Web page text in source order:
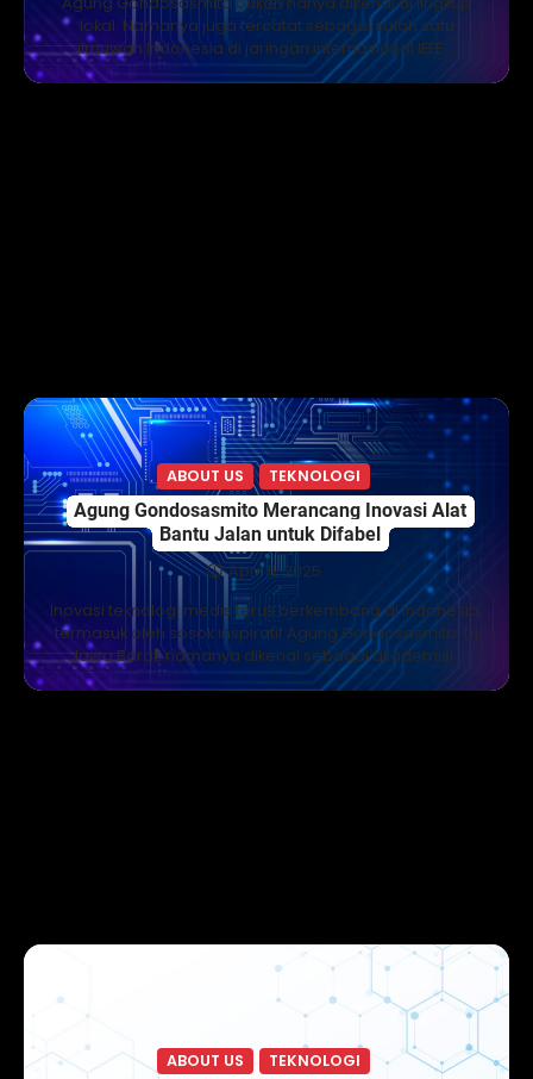
lokal. Namanya juga tercatat sebagai salah satu
ilmuwan Indonesia di jaringan internasional IEEE.…
ABOUT US TEKNOLOGI
Agung Gondosasmito Merancang Inovasi Alat
Bantu Jalan untuk Difabel
April 11, 2025
Inovasi teknologi medis terus berkembang di Indonesia,
termasuk oleh sosok inspiratif Agung Gondosasmito. Di
Jawa Barat, namanya dikenal sebagai akademisi…
ABOUT US TEKNOLOGI